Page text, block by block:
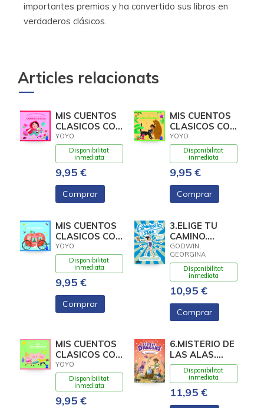
importantes premios y ha convertido sus libros en
verdaderos clásicos.
Articles relacionats
MIS CUENTOS
CLASICOS CON
TEXTURAS.
CAPERUCITA
ROJA
YOYO
Disponibilitat
inmediata
9,95 €
Comprar
MIS CUENTOS
CLASICOS CON
TEXTURAS. EL
LIBRO DE LA
YOYO
Disponibilitat
inmediata
9,95 €
Comprar
MIS CUENTOS
CLASICOS CON
TEXTURAS.
CENICIENTA
YOYO
Disponibilitat
inmediata
9,95 €
Comprar
3.ELIGE TU
CAMINO.
(GYMNASTICS
STAR)
GODWIN,
GEORGINA
Disponibilitat
inmediata
10,95 €
Comprar
MIS CUENTOS
CLASICOS CON
TEXTURAS.
LOS TRES
CERDIT
YOYO
Disponibilitat
inmediata
9,95 €
6.MISTERIO DE
LAS ALAS.
(LITTLE
DRAGONS)
Disponibilitat
inmediata
11,95 €